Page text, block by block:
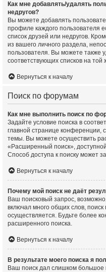
Как мне добавлять/удалять
недругов?
Вы можете добавлять
профиле каждого пользователя
список друзей или недругов.
из вашего личного раздела,
пользователя. Вы можете также
соответствующих списков на той
Вернуться к началу
Поиск по форумам
Как мне выполнить поиск по
Задайте условие поиска в
главной странице конференции,
темы. Вы можете осуществить
«Расширенный поиск»,
Способ доступа к поиску может
Вернуться к началу
Почему мой поиск не даёт
Ваш поисковый запрос,
включал много общих слов,
осуществляется. Будьте более
расширенного поиска.
Вернуться к началу
В результате моего поиска я
Ваш поиск дал слишком большое